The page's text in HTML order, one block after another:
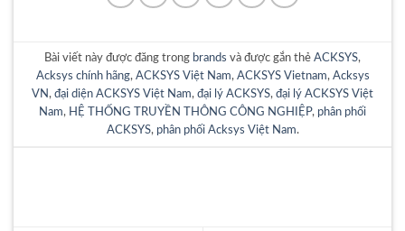
Bài viết này được đăng trong brands và được gắn thẻ ACKSYS,
Acksys chính hãng, ACKSYS Việt Nam, ACKSYS Vietnam, Acksys
VN , đại diện ACKSYS Việt Nam, đại lý ACKSYS, đại lý ACKSYS Việt
Nam, HỆ THỐNG TRUYỀN THÔNG CÔNG NGHIỆP, phân phối
ACKSYS, phân phối Acksys Việt Nam.